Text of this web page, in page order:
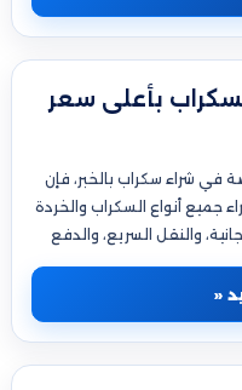
بأعلى سعر
شراء سكراب بالخبر، فإن
جميع أنواع السكراب والخردة
والنقل السريع، والدفع
على…
«